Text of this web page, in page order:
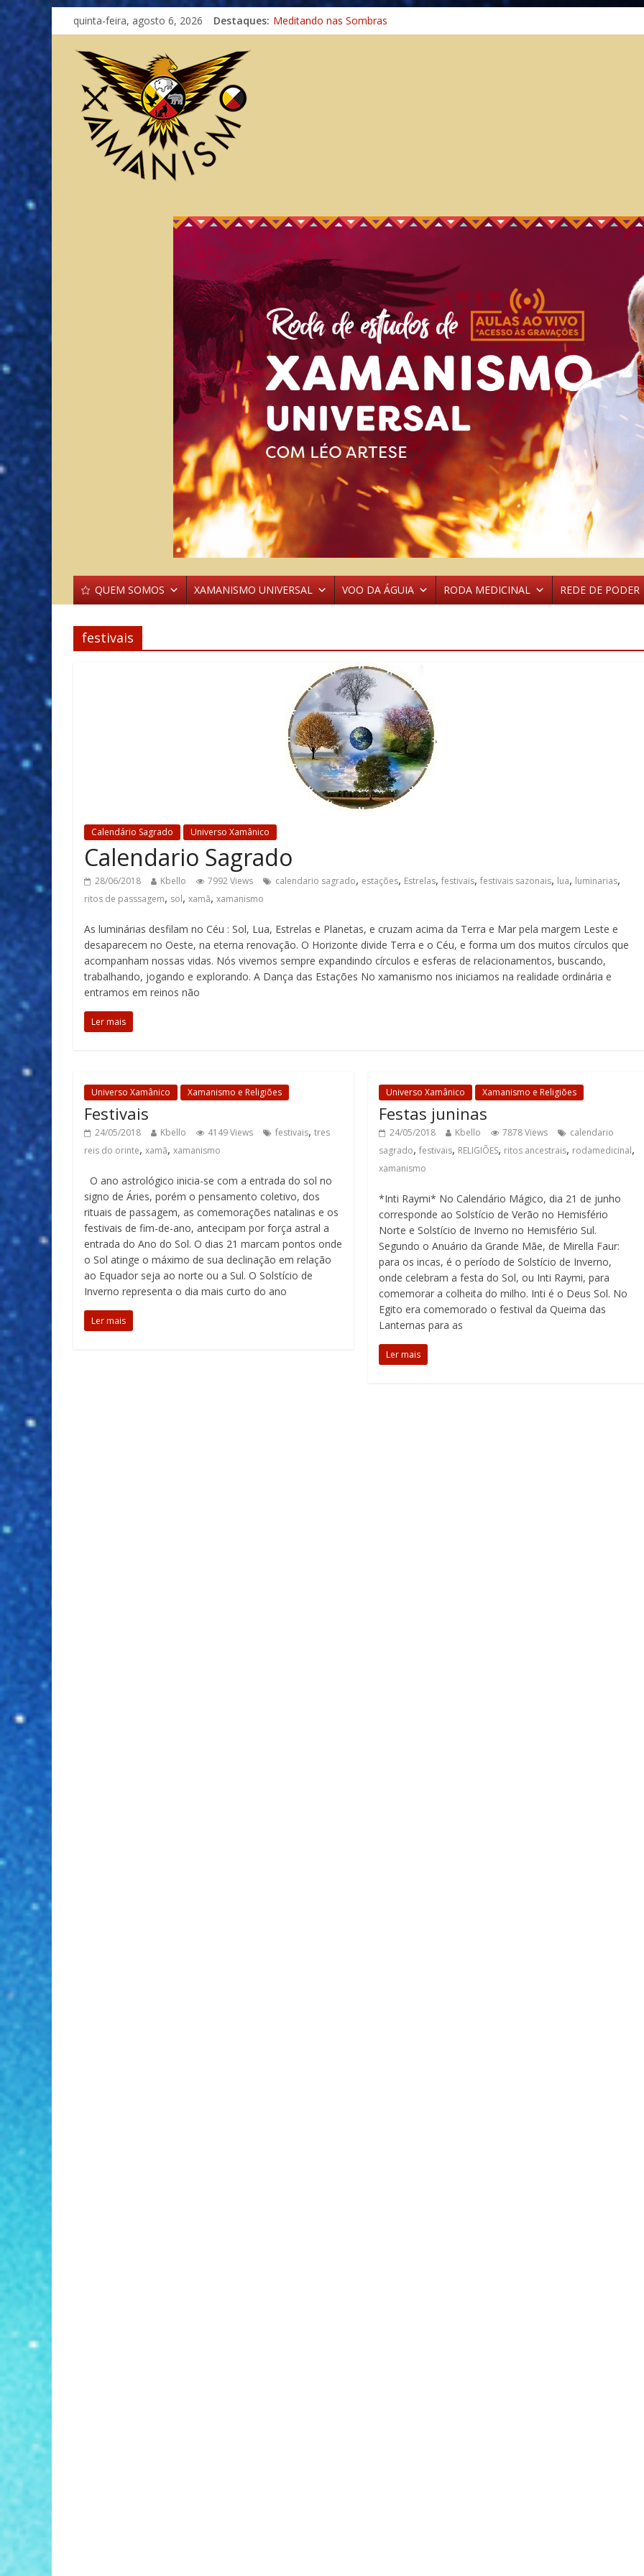
quinta-feira, agosto 6, 2026 Destaques: Imaginação na Cura
Meditando nas Sombras
QUEM SOMOS XAMANISMO UNIVERSAL VOO DA ÁGUIA RODA MEDICINAL REDE DE PODER
festivais
Calendário Sagrado Universo Xamânico
Calendario Sagrado
28/06/2018 Kbello 7992 Views calendario sagrado, estações, Estrelas, festivais, festivais sazonais, lua, luminarias,
ritos de passsagem, sol, xamã, xamanismo
As luminárias desfilam no Céu : Sol, Lua, Estrelas e Planetas, e cruzam acima da Terra e Mar pela margem Leste e
desaparecem no Oeste, na eterna renovação. O Horizonte divide Terra e o Céu, e forma um dos muitos círculos que
acompanham nossas vidas. Nós vivemos sempre expandindo círculos e esferas de relacionamentos, buscando,
trabalhando, jogando e explorando. A Dança das Estações No xamanismo nos iniciamos na realidade ordinária e
entramos em reinos não
Ler mais
Universo Xamânico Xamanismo e Religiões
Festivais
24/05/2018 Kbello 4149 Views festivais, tres
reis do orinte, xamã, xamanismo
O ano astrológico inicia-se com a entrada do sol no
signo de Áries, porém o pensamento coletivo, dos
rituais de passagem, as comemorações natalinas e os
festivais de fim-de-ano, antecipam por força astral a
entrada do Ano do Sol. O dias 21 marcam pontos onde
o Sol atinge o máximo de sua declinação em relação
ao Equador seja ao norte ou a Sul. O Solstício de
Inverno representa o dia mais curto do ano
Ler mais
Universo Xamânico Xamanismo e Religiões
Festas juninas
24/05/2018 Kbello 7878 Views
calendario
sagrado,festivais, RELIGIÕES, ritos ancestrais, rodamedicinal,
xamanismo
*Inti Raymi* No Calendário Mágico, dia 21 de junho
corresponde ao Solstício de Verão no Hemisfério
Norte e Solstício de Inverno no Hemisfério Sul.
Segundo o Anuário da Grande Mãe, de Mirella Faur:
para os incas, é o período de Solstício de Inverno,
onde celebram a festa do Sol, ou Inti Raymi, para
comemorar a colheita do milho. Inti é o Deus Sol. No
Egito era comemorado o festival da Queima das
Lanternas para as
Ler mais